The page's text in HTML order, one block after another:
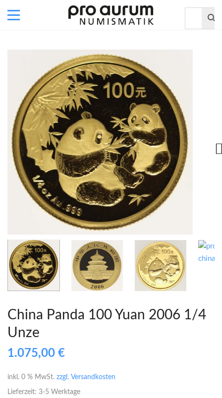
China Panda 100 Yuan 2006 1/4
Unze
1.075,00 €
inkl. 0 % MwSt. zzgl. Versandkosten
Lieferzeit: 3-5 Werktage